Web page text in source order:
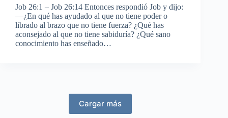
Job 26:1 – Job 26:14 Entonces respondió Job y dijo:
—¿En qué has ayudado al que no tiene poder o
librado al brazo que no tiene fuerza? ¿Qué has
aconsejado al que no tiene sabiduría? ¿Qué sano
conocimiento has enseñado…
Cargar más